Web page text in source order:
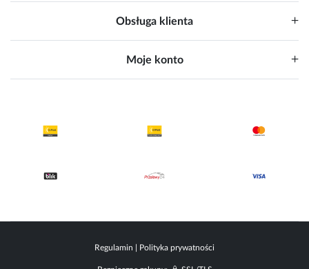
Obsługa klienta
Moje konto
Regulamin Polityka prywatności